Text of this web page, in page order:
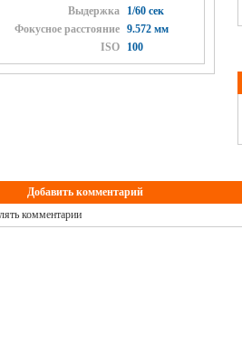
Выдержка
1/60 сек
Фокусное расстояние
9.572 мм
ISO
100
Добавить комментарий
комментарии